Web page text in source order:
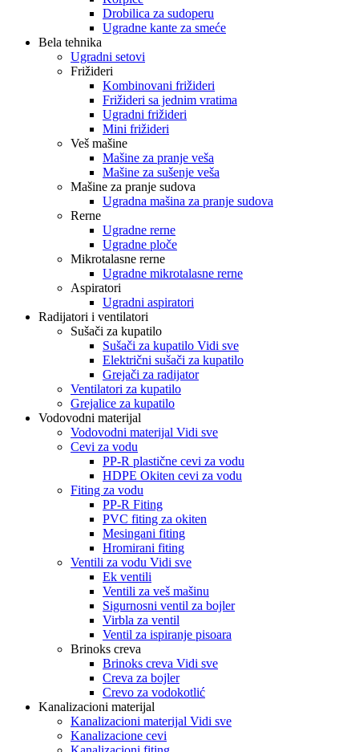
Drobilica za sudoperu
Ugradne kante za smeće
Bela tehnika
Ugradni setovi
Frižideri
Kombinovani frižideri
Frižideri sa jednim vratima
Ugradni frižideri
Mini frižideri
Veš mašine
Mašine za pranje veša
Mašine za sušenje veša
Mašine za pranje sudova
Ugradna mašina za pranje sudova
Rerne
Ugradne rerne
Ugradne ploče
Mikrotalasne rerne
Ugradne mikrotalasne rerne
Aspiratori
Ugradni aspiratori
Radijatori i ventilatori
Sušači za kupatilo
Sušači za kupatilo Vidi sve
Električni sušači za kupatilo
Grejači za radijator
Ventilatori za kupatilo
Grejalice za kupatilo
Vodovodni materijal
Vodovodni materijal Vidi sve
Cevi za vodu
PP-R plastične cevi za vodu
HDPE Okiten cevi za vodu
Fiting za vodu
PP-R Fiting
PVC fiting za okiten
Mesingani fiting
Hromirani fiting
Ventili za vodu Vidi sve
Ek ventili
Ventili za veš mašinu
Sigurnosni ventil za bojler
Virbla za ventil
Ventil za ispiranje pisoara
Brinoks creva
Brinoks creva Vidi sve
Creva za bojler
Crevo za vodokotlić
Kanalizacioni materijal
Kanalizacioni materijal Vidi sve
Kanalizacione cevi